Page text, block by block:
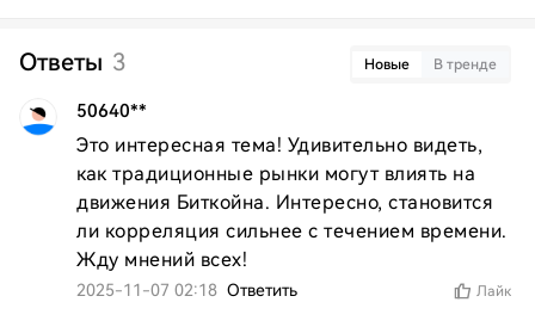
Ответы 3 Новые В тренде
50640**
Это интересная тема! Удивительно видеть,
как традиционные рынки могут влиять на
движения Биткойна. Интересно, становится
ли корреляция сильнее с течением времени.
Жду мнений всех!
2025-11-07 02:18 Ответить Лайк